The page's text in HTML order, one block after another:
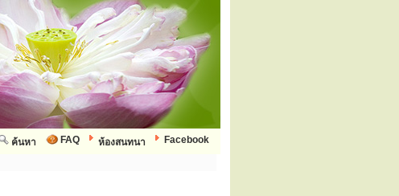
Facebook
ห้องสนทนา
FAQ
ค้นหา